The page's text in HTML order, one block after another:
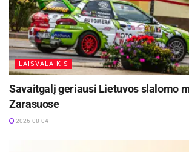
LAISVALAIKIS
Savaitgalį geriausi Lietuvos slalomo
Zarasuose
2026-08-04